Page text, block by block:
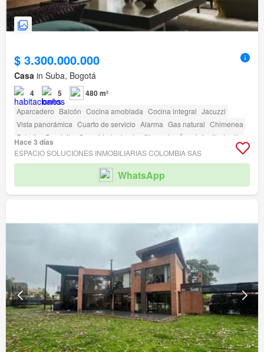
$ 3.300.000.000
Casa in Suba, Bogotá
4 5 480 m²
Aparcadero Balcón Cocina amoblada Cocina integral Jacuzzi
Vista panorámica Cuarto de servicio Alarma Gas natural Chimenea
Estudio
Depósito Seguridad privada Gimnasio Área infantil
Jardín
Barbecue Cancha de tenis
Hace 3 días
ESPACIO SOLUCIONES INMOBILIARIAS COLOMBIA SAS
WhatsApp